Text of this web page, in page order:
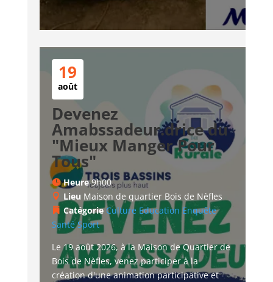
19
août
Devenez
Amabssadeur.drice du
"Mieux Manger Pour
Tous"
Heure9h00
Lieu Maison de quartier Bois de Nèfles
CatégorieCulture Education Enquête
Santé Sport
Le 19 août 2026, à la Maison de Quartier de
Bois de Nèfles, venez participer à la
création d'une animation participative et